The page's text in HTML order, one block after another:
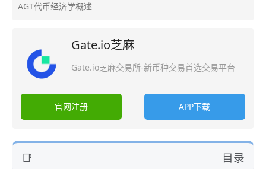
AGT代币经济学概述
Gate.io芝麻
Gate.io芝麻交易所-新币种交易首选交易平台
官网注册 APP下载
目录